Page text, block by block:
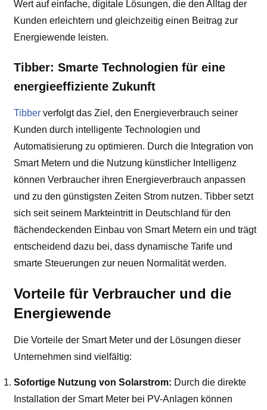
Wert auf einfache, digitale Lösungen, die den Alltag der
Kunden erleichtern und gleichzeitig einen Beitrag zur
Energiewende leisten.
Tibber: Smarte Technologien für eine
energieeffiziente Zukunft
Tibber verfolgt das Ziel, den Energieverbrauch seiner
Kunden durch intelligente Technologien und
Automatisierung zu optimieren. Durch die Integration von
Smart Metern und die Nutzung künstlicher Intelligenz
können Verbraucher ihren Energieverbrauch anpassen
und zu den günstigsten Zeiten Strom nutzen. Tibber setzt
sich seit seinem Markteintritt in Deutschland für den
flächendeckenden Einbau von Smart Metern ein und trägt
entscheidend dazu bei, dass dynamische Tarife und
smarte Steuerungen zur neuen Normalität werden.
Vorteile für Verbraucher und die
Energiewende
Die Vorteile der Smart Meter und der Lösungen dieser
Unternehmen sind vielfältig:
Sofortige Nutzung von Solarstrom: Durch die direkte
Installation der Smart Meter bei PV-Anlagen können